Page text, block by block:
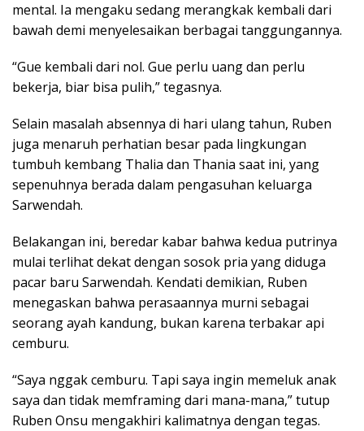
mental. Ia mengaku sedang merangkak kembali dari
bawah demi menyelesaikan berbagai tanggungannya.
“Gue kembali dari nol. Gue perlu uang dan perlu
bekerja, biar bisa pulih,” tegasnya.
Selain masalah absennya di hari ulang tahun, Ruben
juga menaruh perhatian besar pada lingkungan
tumbuh kembang Thalia dan Thania saat ini, yang
sepenuhnya berada dalam pengasuhan keluarga
Sarwendah.
Belakangan ini, beredar kabar bahwa kedua putrinya
mulai terlihat dekat dengan sosok pria yang diduga
pacar baru Sarwendah. Kendati demikian, Ruben
menegaskan bahwa perasaannya murni sebagai
seorang ayah kandung, bukan karena terbakar api
cemburu.
“Saya nggak cemburu. Tapi saya ingin memeluk anak
saya dan tidak memframing dari mana-mana,” tutup
Ruben Onsu mengakhiri kalimatnya dengan tegas.